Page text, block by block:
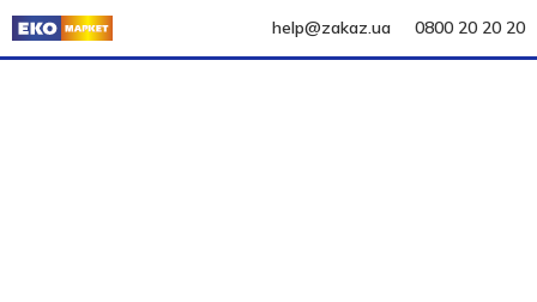
help@zakaz.ua 0800 20 20 20